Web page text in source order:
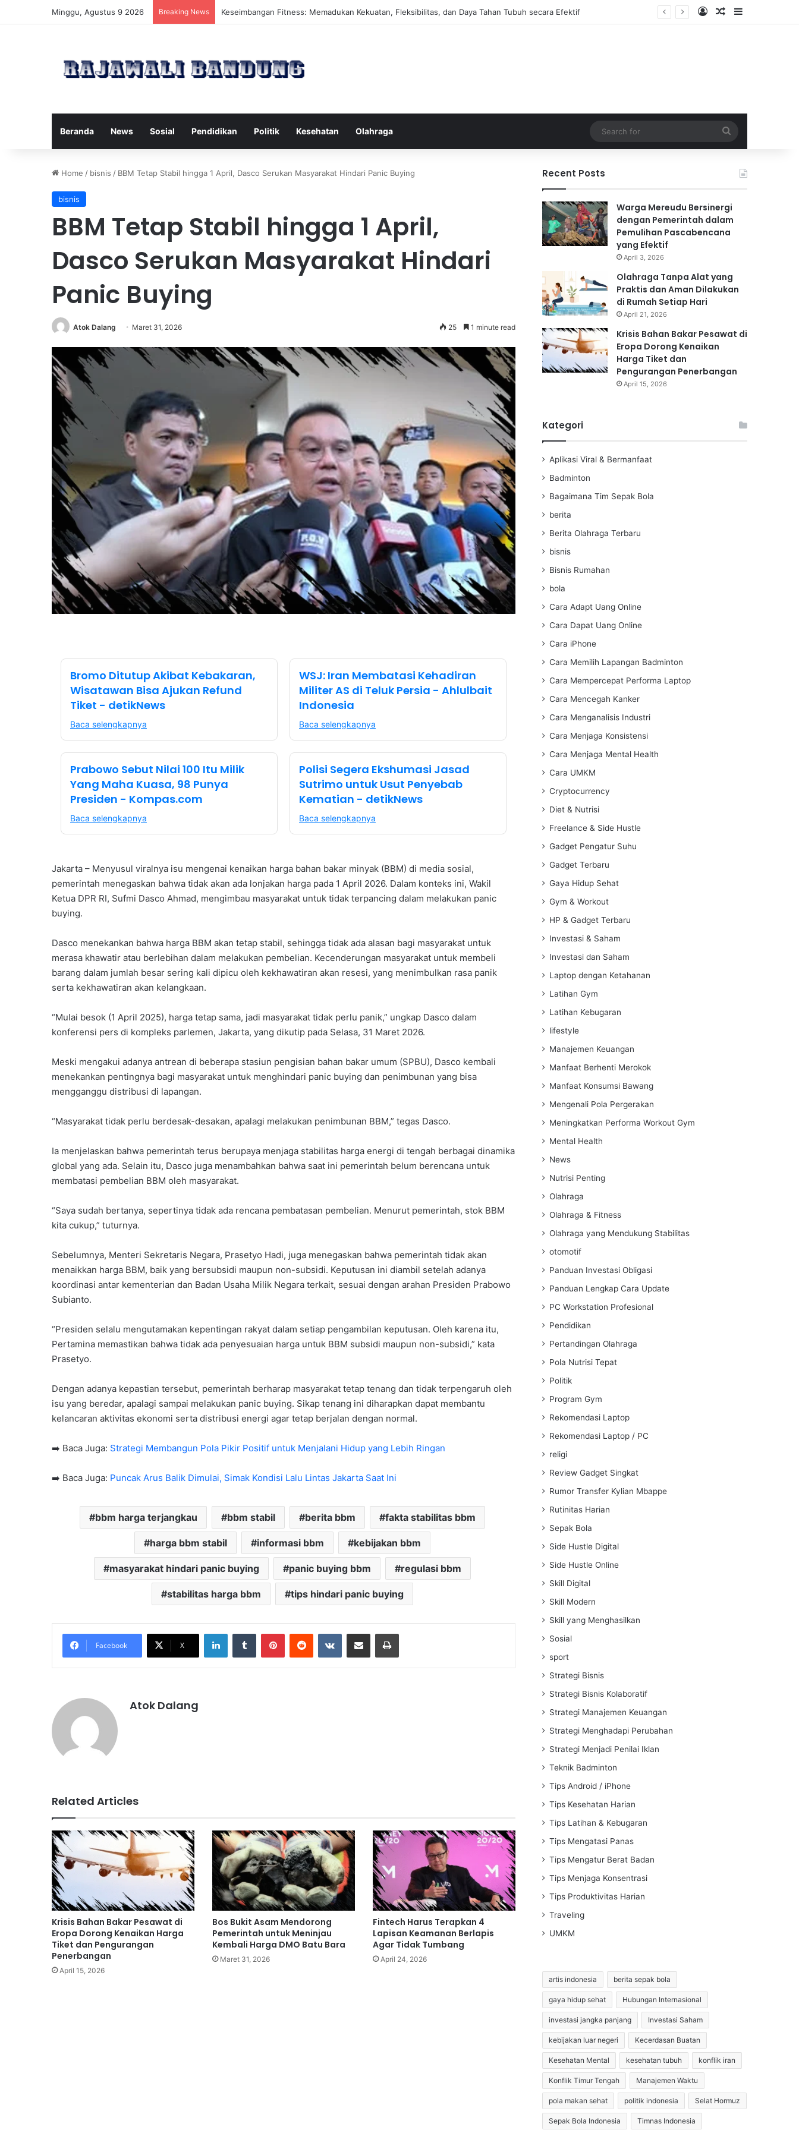
Minggu, Agustus 9 2026 Breaking News Manfaat Pilates Reformer untuk Meningkatkan Kekuatan Otot Inti Secara Efektif Log InRandom Article
Sidebar
Beranda News Sosial Pendidikan Politik Kesehatan Olahraga
for
Home / bisnis / BBM Tetap Stabil hingga 1 April, Dasco Serukan Masyarakat Hindari Panic Buying
bisnis
BBM Tetap Stabil hingga 1 April,
Dasco Serukan Masyarakat Hindari
Panic Buying
Atok Dalang Maret 31, 2026 25 1 minute read
Bromo Ditutup Akibat Kebakaran,
Wisatawan Bisa Ajukan Refund
Tiket - detikNews
Baca selengkapnya
WSJ: Iran Membatasi Kehadiran
Militer AS di Teluk Persia - Ahlulbait
Indonesia
Baca selengkapnya
Prabowo Sebut Nilai 100 Itu Milik
Yang Maha Kuasa, 98 Punya
Presiden - Kompas.com
Baca selengkapnya
Polisi Segera Ekshumasi Jasad
Sutrimo untuk Usut Penyebab
Kematian - detikNews
Baca selengkapnya
Jakarta – Menyusul viralnya isu mengenai kenaikan harga bahan bakar minyak (BBM) di media sosial,
pemerintah menegaskan bahwa tidak akan ada lonjakan harga pada 1 April 2026. Dalam konteks ini, Wakil
Ketua DPR RI, Sufmi Dasco Ahmad, mengimbau masyarakat untuk tidak terpancing dalam melakukan panic
buying.
Dasco menekankan bahwa harga BBM akan tetap stabil, sehingga tidak ada alasan bagi masyarakat untuk
merasa khawatir atau berlebihan dalam melakukan pembelian. Kecenderungan masyarakat untuk membeli
barang dalam jumlah besar sering kali dipicu oleh kekhawatiran akan resesi, yang menimbulkan rasa panik
serta kekhawatiran akan kelangkaan.
“Mulai besok (1 April 2025), harga tetap sama, jadi masyarakat tidak perlu panik,” ungkap Dasco dalam
konferensi pers di kompleks parlemen, Jakarta, yang dikutip pada Selasa, 31 Maret 2026.
Meski mengakui adanya antrean di beberapa stasiun pengisian bahan bakar umum (SPBU), Dasco kembali
menekankan pentingnya bagi masyarakat untuk menghindari panic buying dan penimbunan yang bisa
mengganggu distribusi di lapangan.
“Masyarakat tidak perlu berdesak-desakan, apalagi melakukan penimbunan BBM,” tegas Dasco.
Ia menjelaskan bahwa pemerintah terus berupaya menjaga stabilitas harga energi di tengah berbagai dinamika
global yang ada. Selain itu, Dasco juga menambahkan bahwa saat ini pemerintah belum berencana untuk
membatasi pembelian BBM oleh masyarakat.
“Saya sudah bertanya, sepertinya tidak ada rencana pembatasan pembelian. Menurut pemerintah, stok BBM
kita cukup,” tuturnya.
Sebelumnya, Menteri Sekretaris Negara, Prasetyo Hadi, juga menegaskan bahwa pemerintah tidak akan
menaikkan harga BBM, baik yang bersubsidi maupun non-subsidi. Keputusan ini diambil setelah adanya
koordinasi antar kementerian dan Badan Usaha Milik Negara terkait, sesuai dengan arahan Presiden Prabowo
Subianto.
“Presiden selalu mengutamakan kepentingan rakyat dalam setiap pengambilan keputusan. Oleh karena itu,
Pertamina memastikan bahwa tidak ada penyesuaian harga untuk BBM subsidi maupun non-subsidi,” kata
Prasetyo.
Dengan adanya kepastian tersebut, pemerintah berharap masyarakat tetap tenang dan tidak terpengaruh oleh
isu yang beredar, apalagi sampai melakukan panic buying. Sikap tenang ini diharapkan dapat membantu
kelancaran aktivitas ekonomi serta distribusi energi agar tetap berjalan dengan normal.
➡️ Baca Juga: Strategi Membangun Pola Pikir Positif untuk Menjalani Hidup yang Lebih Ringan
➡️ Baca Juga: Puncak Arus Balik Dimulai, Simak Kondisi Lalu Lintas Jakarta Saat Ini
bbm harga terjangkau bbm stabil berita bbm fakta stabilitas bbm
harga bbm stabil informasi bbm kebijakan bbm
masyarakat hindari panic buying panic buying bbm regulasi bbm
stabilitas harga bbm tips hindari panic buying
Facebook X
LinkedInTumblr PinterestReddit VKontakteShare via Email Print
Atok Dalang
Related Articles
Krisis Bahan Bakar Pesawat di
Eropa Dorong Kenaikan Harga
Tiket dan Pengurangan
Penerbangan
April 15, 2026
Bos Bukit Asam Mendorong
Pemerintah untuk Meninjau
Kembali Harga DMO Batu Bara
Maret 31, 2026
Fintech Harus Terapkan 4
Lapisan Keamanan Berlapis
Agar Tidak Tumbang
April 24, 2026
Recent Posts
Warga Mereudu Bersinergi
dengan Pemerintah dalam
Pemulihan Pascabencana
yang Efektif
April 3, 2026
Olahraga Tanpa Alat yang
Praktis dan Aman Dilakukan
di Rumah Setiap Hari
April 21, 2026
Krisis Bahan Bakar Pesawat di
Eropa Dorong Kenaikan
Harga Tiket dan
Pengurangan Penerbangan
April 15, 2026
Kategori
Aplikasi Viral & Bermanfaat
Badminton
Bagaimana Tim Sepak Bola
berita
Berita Olahraga Terbaru
bisnis
Bisnis Rumahan
bola
Cara Adapt Uang Online
Cara Dapat Uang Online
Cara iPhone
Cara Memilih Lapangan Badminton
Cara Mempercepat Performa Laptop
Cara Mencegah Kanker
Cara Menganalisis Industri
Cara Menjaga Konsistensi
Cara Menjaga Mental Health
Cara UMKM
Cryptocurrency
Diet & Nutrisi
Freelance & Side Hustle
Gadget Pengatur Suhu
Gadget Terbaru
Gaya Hidup Sehat
Gym & Workout
HP & Gadget Terbaru
Investasi & Saham
Investasi dan Saham
Laptop dengan Ketahanan
Latihan Gym
Latihan Kebugaran
lifestyle
Manajemen Keuangan
Manfaat Berhenti Merokok
Manfaat Konsumsi Bawang
Mengenali Pola Pergerakan
Meningkatkan Performa Workout Gym
Mental Health
News
Nutrisi Penting
Olahraga
Olahraga & Fitness
Olahraga yang Mendukung Stabilitas
otomotif
Panduan Investasi Obligasi
Panduan Lengkap Cara Update
PC Workstation Profesional
Pendidikan
Pertandingan Olahraga
Pola Nutrisi Tepat
Politik
Program Gym
Rekomendasi Laptop
Rekomendasi Laptop / PC
religi
Review Gadget Singkat
Rumor Transfer Kylian Mbappe
Rutinitas Harian
Sepak Bola
Side Hustle Digital
Side Hustle Online
Skill Digital
Skill Modern
Skill yang Menghasilkan
Sosial
sport
Strategi Bisnis
Strategi Bisnis Kolaboratif
Strategi Manajemen Keuangan
Strategi Menghadapi Perubahan
Strategi Menjadi Penilai Iklan
Teknik Badminton
Tips Android / iPhone
Tips Kesehatan Harian
Tips Latihan & Kebugaran
Tips Mengatasi Panas
Tips Mengatur Berat Badan
Tips Menjaga Konsentrasi
Tips Produktivitas Harian
Traveling
UMKM
artis indonesia berita sepak bola
gaya hidup sehat Hubungan Internasional
investasi jangka panjang Investasi Saham
kebijakan luar negeri Kecerdasan Buatan
Kesehatan Mental kesehatan tubuh konflik iran
Konflik Timur Tengah Manajemen Waktu
pola makan sehat politik indonesia Selat Hormuz
Sepak Bola Indonesia Timnas Indonesia